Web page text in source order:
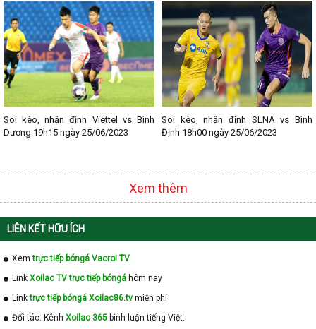
Soi kèo, nhận định Viettel vs Bình
Dương 19h15 ngày 25/06/2023
Soi kèo, nhận định SLNA vs Bình
Định 18h00 ngày 25/06/2023
Xem thêm
LIÊN KẾT HỮU ÍCH
Xemtrực tiếp bóngá Vaoroi TV
Link Xoilac TV trực tiếp bóngá hôm nay
Linktrực tiếp bóngá Xoilac86.tv miễn phí
Đối tác: Kênh Xoilac 365 bình luận tiếng Việt.